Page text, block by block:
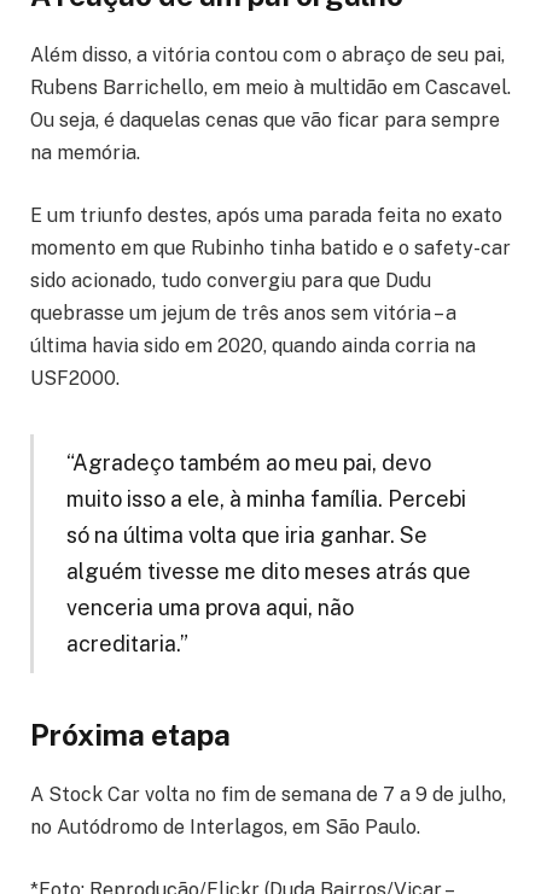
Além disso, a vitória contou com o abraço de seu pai,
Rubens Barrichello, em meio à multidão em Cascavel.
Ou seja, é daquelas cenas que vão ficar para sempre
na memória.
E um triunfo destes, após uma parada feita no exato
momento em que Rubinho tinha batido e o safety-car
sido acionado, tudo convergiu para que Dudu
quebrasse um jejum de três anos sem vitória – a
última havia sido em 2020, quando ainda corria na
USF2000.
“Agradeço também ao meu pai, devo
muito isso a ele, à minha família. Percebi
só na última volta que iria ganhar. Se
alguém tivesse me dito meses atrás que
venceria uma prova aqui, não
acreditaria.”
Próxima etapa
A Stock Car volta no fim de semana de 7 a 9 de julho,
no Autódromo de Interlagos, em São Paulo.
*Foto: Reprodução/Flickr (Duda Bairros/Vicar –